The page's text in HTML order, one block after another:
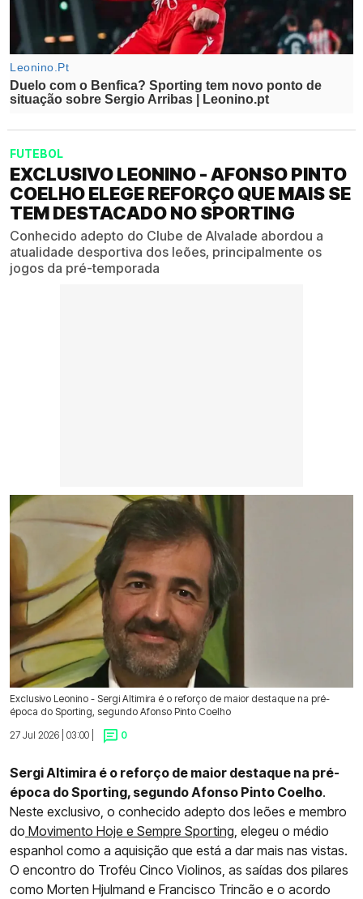
FUTEBOL
EXCLUSIVO LEONINO - AFONSO PINTO
COELHO ELEGE REFORÇO QUE MAIS SE
TEM DESTACADO NO SPORTING
Conhecido adepto do Clube de Alvalade abordou a
atualidade desportiva dos leões, principalmente os
jogos da pré-temporada
Exclusivo Leonino - Sergi Altimira é o reforço de maior destaque na pré-
época do Sporting, segundo Afonso Pinto Coelho
27 Jul 2026 | 03:00 |
0
Sergi Altimira é o reforço de maior destaque na pré-
época do Sporting, segundo Afonso Pinto Coelho.
Neste exclusivo, o conhecido adepto dos leões e membro
do Movimento Hoje e Sempre Sporting , elegeu o médio
espanhol como a aquisição que está a dar mais nas vistas.
O encontro do Troféu Cinco Violinos, as saídas dos pilares
como Morten Hjulmand e Francisco Trincão e o acordo